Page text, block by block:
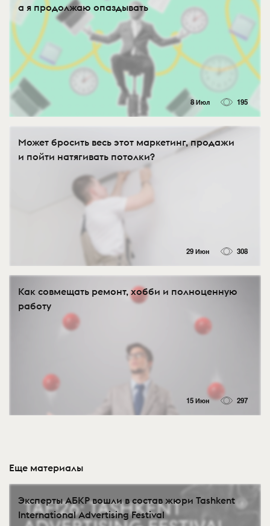
а я продолжаю опаздывать
8 Июл 195
Может бросить весь этот маркетинг, продажи
и пойти натягивать потолки?
29 Июн 308
Как совмещать ремонт, хобби и полноценную
работу
15 Июн 297
Еще материалы
Эксперты АБКР вошли в состав жюри Tashkent
International Advertising Festival